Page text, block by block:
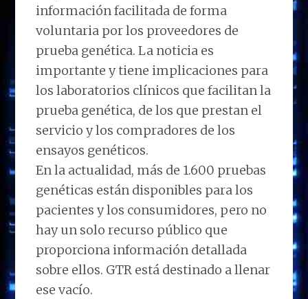
información facilitada de forma
voluntaria por los proveedores de
prueba genética. La noticia es
importante y tiene implicaciones para
los laboratorios clínicos que facilitan la
prueba genética, de los que prestan el
servicio y los compradores de los
ensayos genéticos.
En la actualidad, más de 1.600 pruebas
genéticas están disponibles para los
pacientes y los consumidores, pero no
hay un solo recurso público que
proporciona información detallada
sobre ellos. GTR está destinado a llenar
ese vacío.